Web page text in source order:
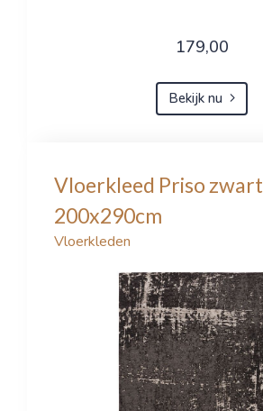
179,00
Bekijk nu
Vloerkleed Priso zwart
200x290cm
Vloerkleden